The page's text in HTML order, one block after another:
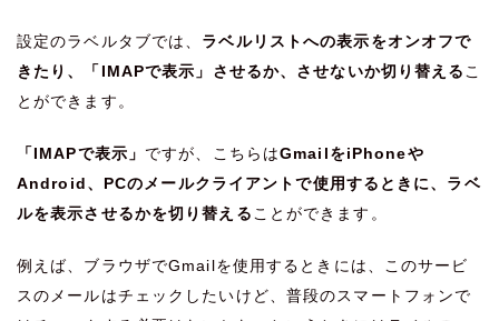
設定のラベルタブでは、 ラベルリストへの表示をオンオフで
きたり、「IMAPで表示」させるか、させないか切り替えるこ
とができます。
「IMAPで表示」 ですが、こちらはGmailをiPhoneや
Android、PCのメールクライアントで使用するときに、ラベ
ルを表示させるかを切り替えることができます。
例えば、ブラウザでGmailを使用するときには、このサービ
スのメールはチェックしたいけど、普段のスマートフォンで